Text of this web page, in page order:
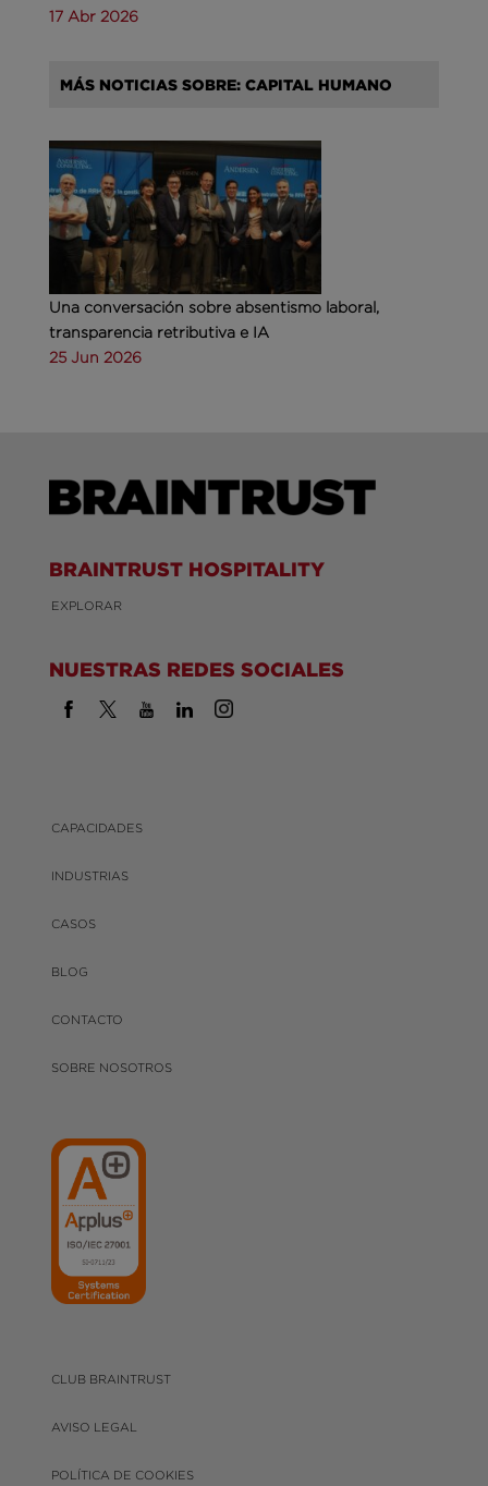
17 Abr 2026
MÁS NOTICIAS SOBRE: CAPITAL HUMANO
Una conversación sobre absentismo laboral,
transparencia retributiva e IA
25 Jun 2026
BRAINTRUST HOSPITALITY
EXPLORAR
NUESTRAS REDES SOCIALES
CAPACIDADES
INDUSTRIAS
CASOS
BLOG
CONTACTO
SOBRE NOSOTROS
CLUB BRAINTRUST
AVISO LEGAL
POLÍTICA DE COOKIES